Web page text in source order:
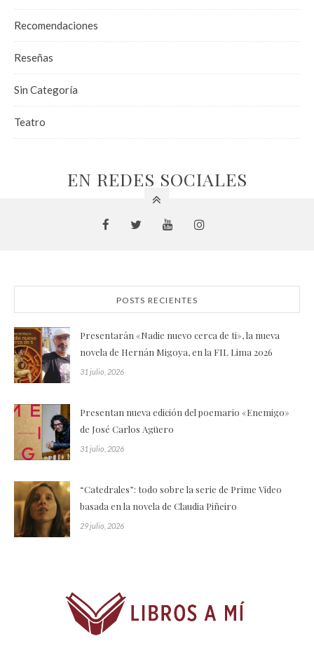
Recomendaciones
Reseñas
Sin Categoría
Teatro
EN REDES SOCIALES
POSTS RECIENTES
Presentarán «Nadie nuevo cerca de ti», la nueva
novela de Hernán Migoya, en la FIL Lima 2026
31 julio, 2026
Presentan nueva edición del poemario «Enemigo»
de José Carlos Agüero
31 julio, 2026
“Catedrales”: todo sobre la serie de Prime Video
basada en la novela de Claudia Piñeiro
29 julio, 2026